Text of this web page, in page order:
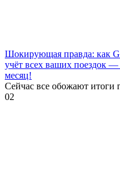
Шокирующая правда: как
учёт всех ваших поездок —
месяц!
Сейчас все обожают итоги
02